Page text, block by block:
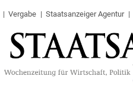
Vergabe Staatsanzeiger Agentur